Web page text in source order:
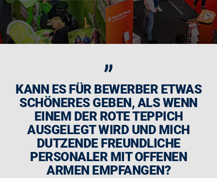
„
KANN ES FÜR BEWERBER ETWAS
SCHÖNERES GEBEN, ALS WENN
EINEM DER ROTE TEPPICH
AUSGELEGT WIRD UND MICH
DUTZENDE FREUNDLICHE
PERSONALER MIT OFFENEN
ARMEN EMPFANGEN?